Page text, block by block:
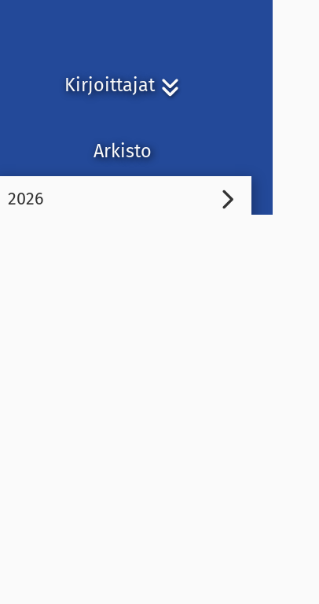
Kirjoittajat
Arkisto
2026